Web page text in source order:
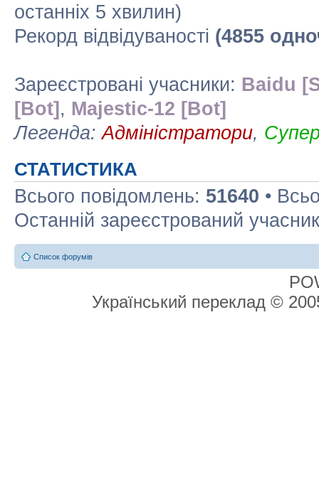
останніх 5 хвилин)
Рекорд відвідуваності (4855
Зареєстровані учасники: Baidu
[Bot] , Majestic-12 [Bot]
Легенда:Адміністратори,
СТАТИСТИКА
Всього повідомлень: 51640 •
Останній зареєстрований
Список форумів
Український переклад ©